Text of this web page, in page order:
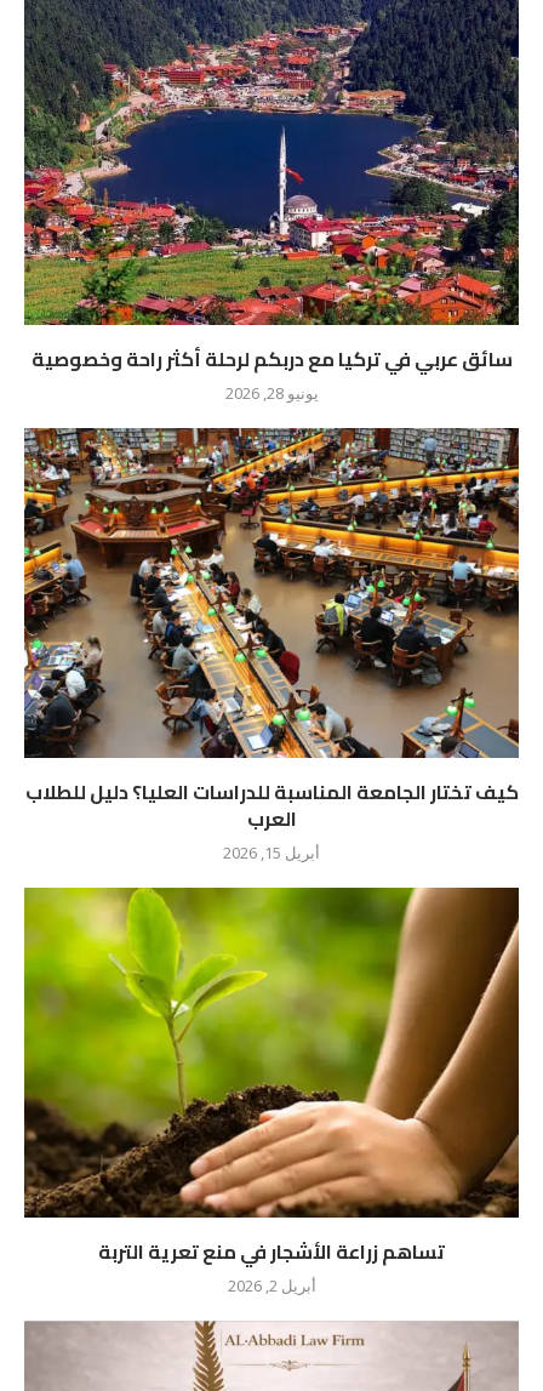
سائق عربي في تركيا مع دربكم لرحلة أكثر راحة وخصوصية
يونيو 28, 2026
كيف تختار الجامعة المناسبة للدراسات العليا؟ دليل للطلاب
العرب
أبريل 15, 2026
تساهم زراعة الأشجار في منع تعرية التربة
أبريل 2, 2026